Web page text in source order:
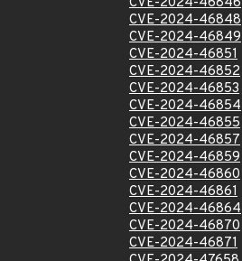
CVE-2024-46848
CVE-2024-46849
CVE-2024-46851
CVE-2024-46852
CVE-2024-46853
CVE-2024-46854
CVE-2024-46855
CVE-2024-46857
CVE-2024-46859
CVE-2024-46860
CVE-2024-46861
CVE-2024-46864
CVE-2024-46870
CVE-2024-46871